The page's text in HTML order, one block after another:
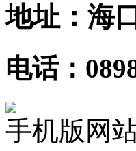
地址：海
电话：
手机版网